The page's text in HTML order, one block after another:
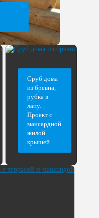
Сруб дома
из бревна,
рубка в
лапу.
Проект с
мансардной
жилой
крышей